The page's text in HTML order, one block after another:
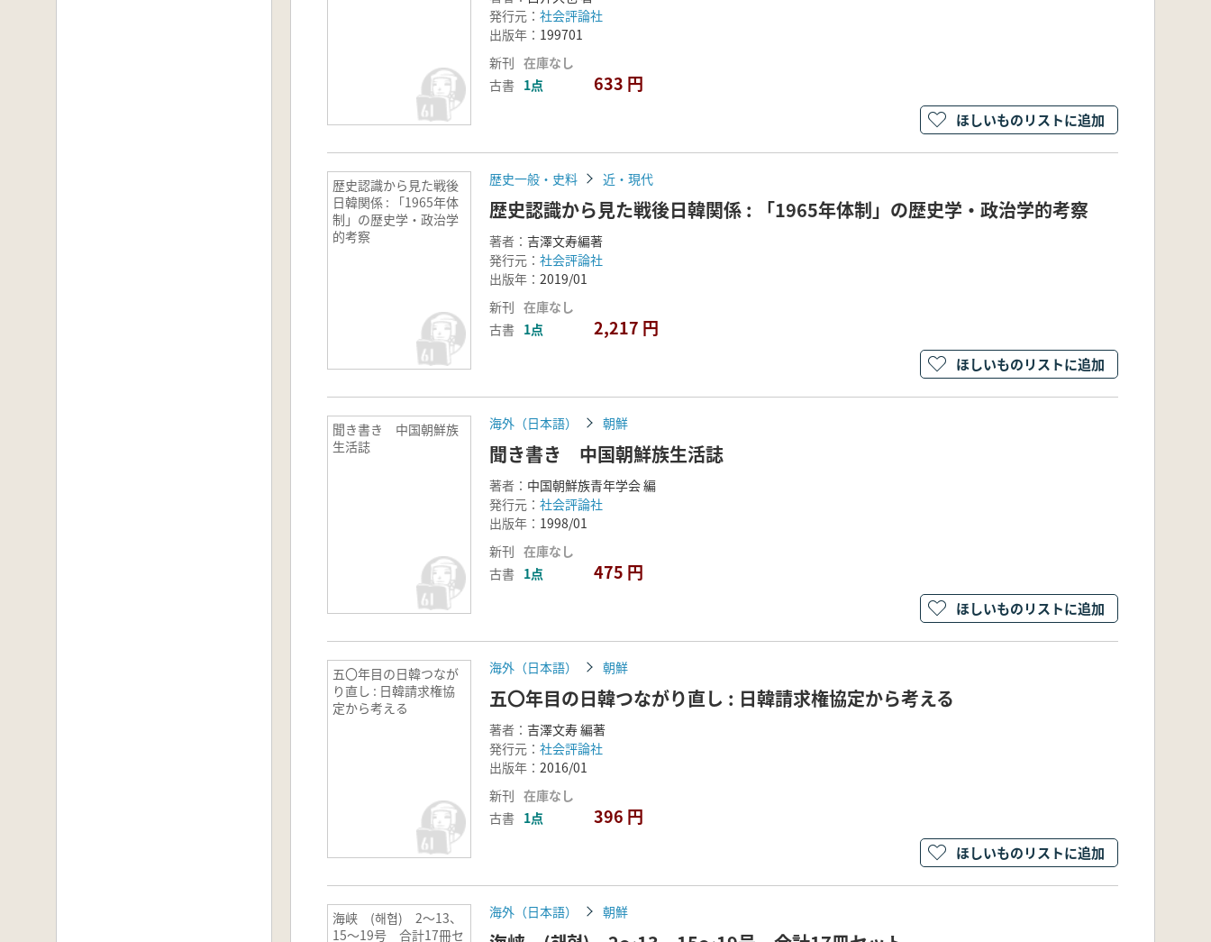
発行元： 社会評論社
出版年： 199701
新刊 在庫なし
古書 1点 633 円
ほしいものリストに追加
歴史認識から見た戦後
日韓関係 : 「1965年体
制」の歴史学・政治学
的考察
歴史一般・史料 近・現代
歴史認識から見た戦後日韓関係 : 「1965年体制」の歴史学・政治学的考察
著者： 吉澤文寿編著
発行元： 社会評論社
出版年： 2019/01
新刊 在庫なし
古書 1点 2,217 円
ほしいものリストに追加
聞き書き 中国朝鮮族
生活誌
海外（日本語） 朝鮮
聞き書き 中国朝鮮族生活誌
著者： 中国朝鮮族青年学会 編
発行元： 社会評論社
出版年： 1998/01
新刊 在庫なし
古書 1点 475 円
ほしいものリストに追加
五〇年目の日韓つなが
り直し : 日韓請求権協
定から考える
海外（日本語） 朝鮮
五〇年目の日韓つながり直し : 日韓請求権協定から考える
著者： 吉澤文寿 編著
発行元： 社会評論社
出版年： 2016/01
新刊 在庫なし
古書 1点 396 円
ほしいものリストに追加
海峡 (해협) 2～13、
15～19号 合計17冊セ
海外（日本語） 朝鮮